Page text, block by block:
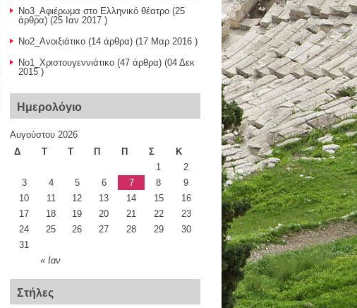
Νο3_Αφιέρωμα στο Ελληνικό θέατρο (25
άρθρα) (25 Ιαν 2017 )
Νο2_Ανοιξιάτικο (14 άρθρα) (17 Μαρ 2016 )
Νο1_Χριστουγεννιάτικο (47 άρθρα) (04 Δεκ
2015 )
Ημερολόγιο
Αυγούστου 2026
Δ
Τ Τ Π Π Σ Κ
« Ιαν
1
2
3
4 5 6 7 8
9
10
11 12 13 14 15
16
17
18 19 20 21 22
23
24
25 26 27 28 29
30
31
Στήλες